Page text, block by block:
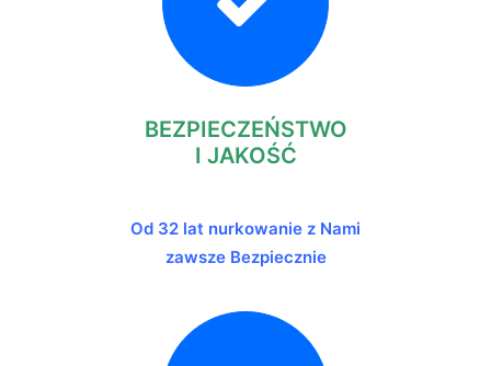
BEZPIECZEŃSTWO
I JAKOŚĆ
Od 32 lat nurkowanie z Nami
zawsze Bezpiecznie